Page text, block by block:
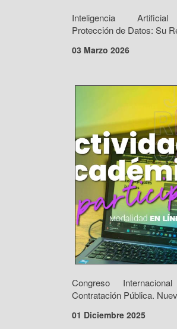
Inteligencia
Protección de Datos: Su
03 Marzo 2026
Congreso
Contratación Pública.
01 Diciembre 2025